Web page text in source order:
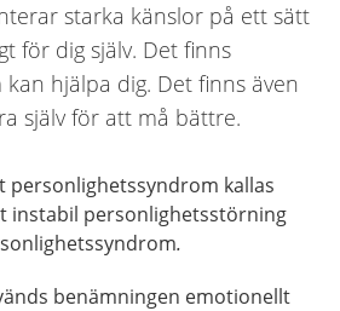
starka känslor på ett sätt
för dig själv. Det finns
hjälpa dig. Det finns även
själv för att må bättre.
personlighetssyndrom kallas
instabil personlighetsstörning
.
benämningen emotionellt